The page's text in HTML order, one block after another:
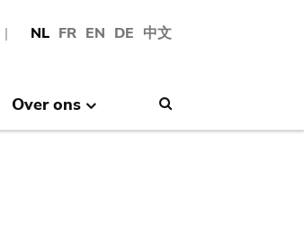
NL FR EN DE 中文
Over ons